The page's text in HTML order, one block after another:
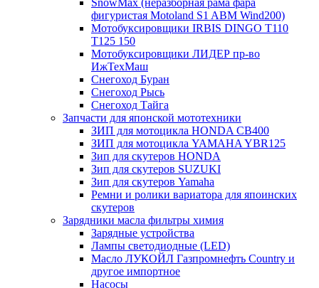
SnowMax (неразборная рама фара
фигуристая Motoland S1 ABM Wind200)
Мотобуксировщики IRBIS DINGO Т110
Т125 150
Мотобуксировщики ЛИДЕР пр-во
ИжТехМаш
Снегоход Буран
Снегоход Рысь
Снегоход Тайга
Запчасти для японской мототехники
ЗИП для мотоцикла HONDA CB400
ЗИП для мотоцикла YAMAHA YBR125
Зип для скутеров HONDA
Зип для скутеров SUZUKI
Зип для скутеров Yamaha
Ремни и ролики вариатора для япоинских
скутеров
Зарядники масла фильтры химия
Зарядные устройства
Лампы светодиодные (LED)
Масло ЛУКОЙЛ Газпромнефть Country и
другое импортное
Насосы